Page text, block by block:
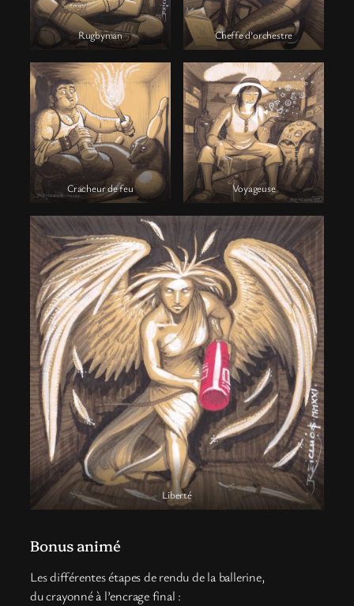
Rugbyman Cheffe d’orchestre
Cracheur de feu Voyageuse
Liberté
Bonus animé
Les différentes étapes de rendu de la ballerine,
du crayonné à l’encrage final :